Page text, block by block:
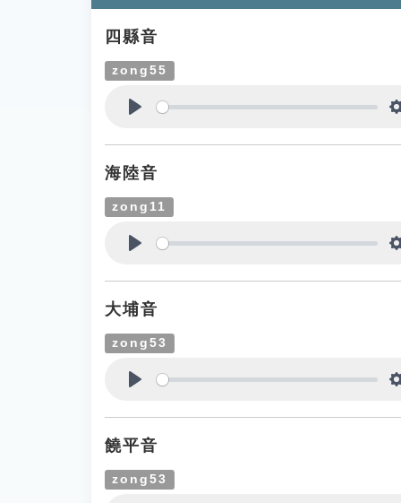
四縣音
zong55
海陸音
zong11
大埔音
zong53
饒平音
zong53